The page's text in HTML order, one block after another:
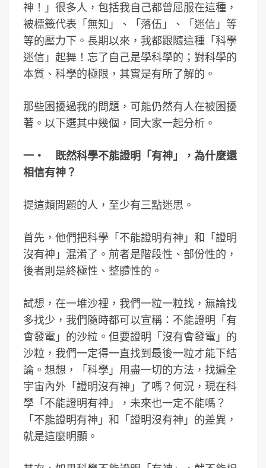
神！」很多人，包括我自己都曾屈服在這種，
被標籤代表「無知」、「落伍」、「迷信」等
等的壓力下。長期以來，我都跟隨這種「科學
迷信」起舞！忘了自己是學科學的；對科學的
本質、科學的極限，其實是有所了解的。
那些困擾過我的問題，可能仍然有人在被困擾
著。以下選其中幾個，同大家一起分析。
一‧ 既然科學不能證明「有神」，為什麼還
相信有神？
提這類問題的人，至少有三點迷思。
首先，他們把科學「不能證明有神」和「證明
沒有神」混淆了。前者是階段性、部份性的，
後者則是終極性、整體性的。
試想，在一堆沙裡，我們一粒一粒找，無論找
多找少，我們隨時都可以宣稱：不能證明「有
會發電」的沙粒。但要證明「沒有會發電」的
沙粒，我們一定得一直找到最後一粒才能下結
論。想想，「科學」用盡一切的方法，找遍全
宇宙內外「證明沒有神」了嗎？何況，現在科
學「不能證明有神」，未來也一定不能嗎？
「不能證明有神」和「證明沒有神」的差異，
就是這麼明顯。